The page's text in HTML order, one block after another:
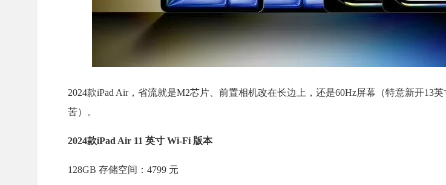
2024款iPad Air，省流就是M2芯片、前置相机改在长边上，还是60Hz屏幕（特意新开13
苦）。
2024款iPad Air 11 英寸 Wi-Fi 版本
128GB 存储空间：4799 元